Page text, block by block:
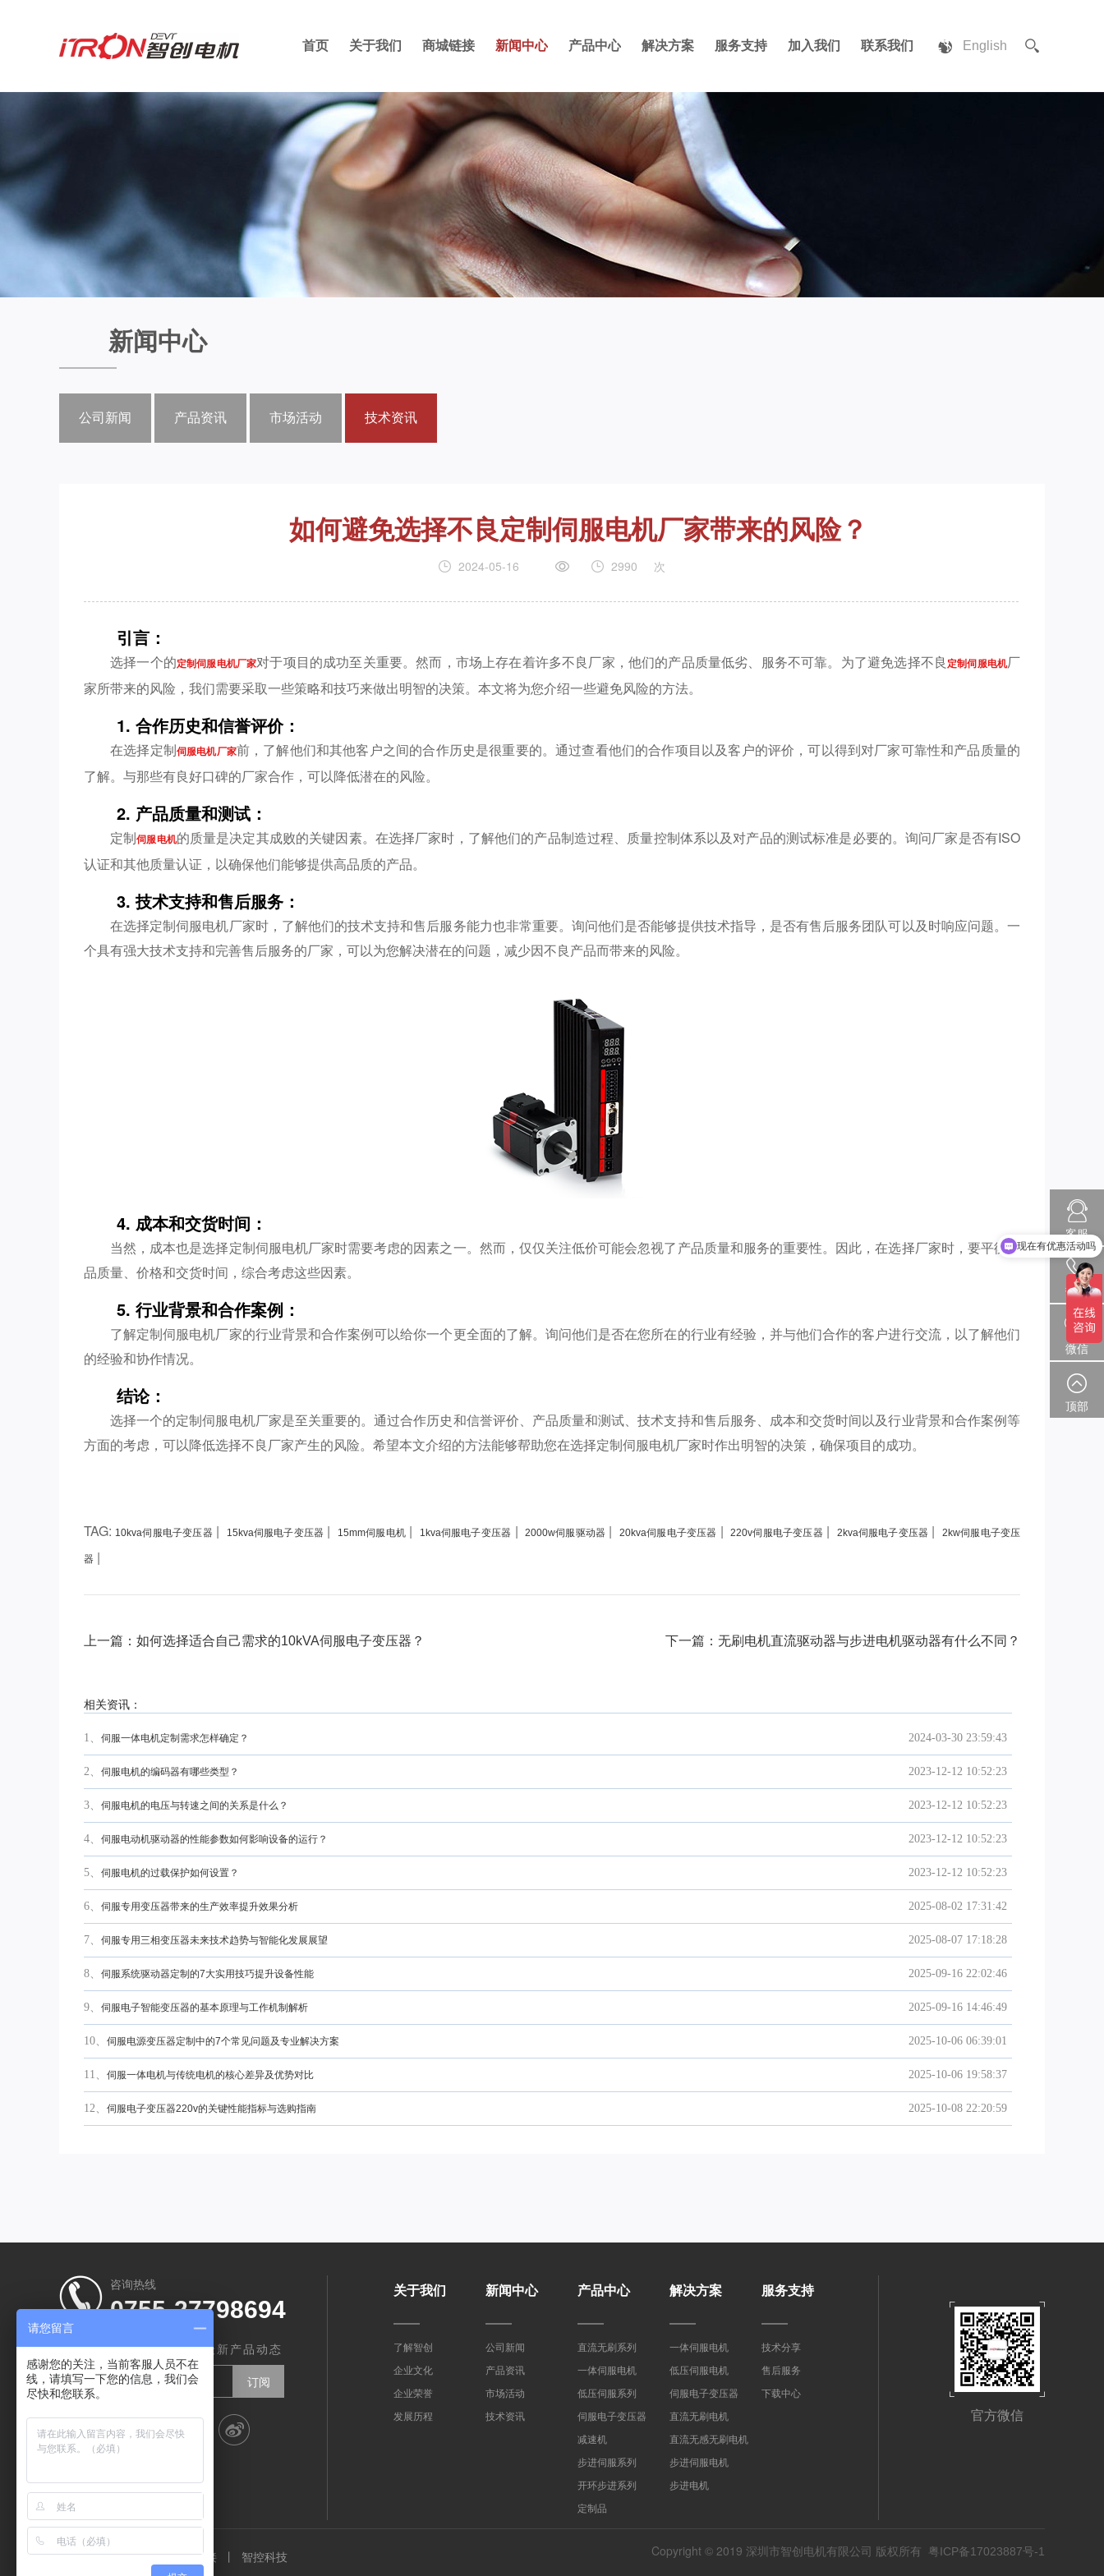
首页 关于我们 商城链接 新闻中心 产品中心 解决方案 服务支持 加入我们 联系我们 English
新闻中心
公司新闻 产品资讯 市场活动 技术资讯
如何避免选择不良定制伺服电机厂家带来的风险？
2024-05-16 2990 次
引言：
选择一个的定制伺服电机厂家对于项目的成功至关重要。然而，市场上存在着许多不良厂家，他们的产品质量低劣、服务不可靠。为了避免选择不良 定制伺服电机厂
家所带来的风险，我们需要采取一些策略和技巧来做出明智的决策。本文将为您介绍一些避免风险的方法。
1. 合作历史和信誉评价：
在选择定制伺服电机厂家前，了解他们和其他客户之间的合作历史是很重要的。通过查看他们的合作项目以及客户的评价，可以得到对厂家可靠性和产品质量的
了解。与那些有良好口碑的厂家合作，可以降低潜在的风险。
2. 产品质量和测试：
定制伺服电机的质量是决定其成败的关键因素。在选择厂家时，了解他们的产品制造过程、质量控制体系以及对产品的测试标准是必要的。询问厂家是否有ISO
认证和其他质量认证，以确保他们能够提供高品质的产品。
3. 技术支持和售后服务：
在选择定制伺服电机厂家时，了解他们的技术支持和售后服务能力也非常重要。询问他们是否能够提供技术指导，是否有售后服务团队可以及时响应问题。一
个具有强大技术支持和完善售后服务的厂家，可以为您解决潜在的问题，减少因不良产品而带来的风险。
4. 成本和交货时间：
当然，成本也是选择定制伺服电机厂家时需要考虑的因素之一。然而，仅仅关注低价可能会忽视了产品质量和服务的重要性。因此，在选择厂家时，要平衡产
品质量、价格和交货时间，综合考虑这些因素。
5. 行业背景和合作案例：
了解定制伺服电机厂家的行业背景和合作案例可以给你一个更全面的了解。询问他们是否在您所在的行业有经验，并与他们合作的客户进行交流，以了解他们
的经验和协作情况。
结论：
选择一个的定制伺服电机厂家是至关重要的。通过合作历史和信誉评价、产品质量和测试、技术支持和售后服务、成本和交货时间以及行业背景和合作案例等
方面的考虑，可以降低选择不良厂家产生的风险。希望本文介绍的方法能够帮助您在选择定制伺服电机厂家时作出明智的决策，确保项目的成功。
TAG: 10kva伺服电子变压器| 15kva伺服电子变压器 | 15mm伺服电机| 1kva伺服电子变压器 | 2000w伺服驱动器 | 20kva伺服电子变压器 |220v伺服电子变压器| 2kva伺服电子变压器 | 2kw伺服电子变压
器 |
上一篇：如何选择适合自己需求的10kVA伺服电子变压器？ 下一篇：无刷电机直流驱动器与步进电机驱动器有什么不同？
相关资讯：
2024-03-30 23:59:43
1、 伺服一体电机定制需求怎样确定？
2023-12-12 10:52:23
2、 伺服电机的编码器有哪些类型？
2023-12-12 10:52:23
3、 伺服电机的电压与转速之间的关系是什么？
2023-12-12 10:52:23
4、 伺服电动机驱动器的性能参数如何影响设备的运行？
2023-12-12 10:52:23
5、 伺服电机的过载保护如何设置？
2025-08-02 17:31:42
6、 伺服专用变压器带来的生产效率提升效果分析
2025-08-07 17:18:28
7、 伺服专用三相变压器未来技术趋势与智能化发展展望
2025-09-16 22:02:46
8、 伺服系统驱动器定制的7大实用技巧提升设备性能
2025-09-16 14:46:49
9、 伺服电子智能变压器的基本原理与工作机制解析
2025-10-06 06:39:01
10、 伺服电源变压器定制中的7个常见问题及专业解决方案
2025-10-06 19:58:37
11、 伺服一体电机与传统电机的核心差异及优势对比
2025-10-08 22:20:59
12、 伺服电子变压器220v的关键性能指标与选购指南
咨询热线
0755-27798694
订阅我们，实时了解智创最新产品动态
分享到：
关于我们
了解智创
企业文化
企业荣誉
发展历程
新闻中心
公司新闻
产品资讯
市场活动
技术资讯
产品中心
直流无刷系列
一体伺服电机
低压伺服系列
伺服电子变压器
减速机
步进伺服系列
开环步进系列
定制品
解决方案
一体伺服电机
低压伺服电机
伺服电子变压器
直流无刷电机
直流无感无刷电机
步进伺服电机
步进电机
服务支持
技术分享
售后服务
下载中心
官方微信
友情链接 丨 智控科技 Copyright © 2019 深圳市智创电机有限公司 版权所有 粤ICP备17023887号-1
客服
热线
微信
顶部
可以介绍下你们的产品么
现在有优惠活动吗
请您留言
感谢您的关注，当前客服人员不在
线，请填写一下您的信息，我们会
尽快和您联系。